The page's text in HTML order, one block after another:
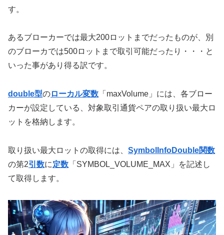
す。
あるブローカーでは最大200ロットまでだったものが、別
のブローカでは500ロットまで取引可能だったり・・・と
いった事があり得る訳です。
double型のローカル変数 「maxVolume」には、各ブロー
カーが設定している、対象取引通貨ペアの取り扱い最大ロ
ットを格納します。
取り扱い最大ロットの取得には、 SymbolInfoDouble関数
の第2引数に定数 「SYMBOL_VOLUME_MAX」を記述し
て取得します。